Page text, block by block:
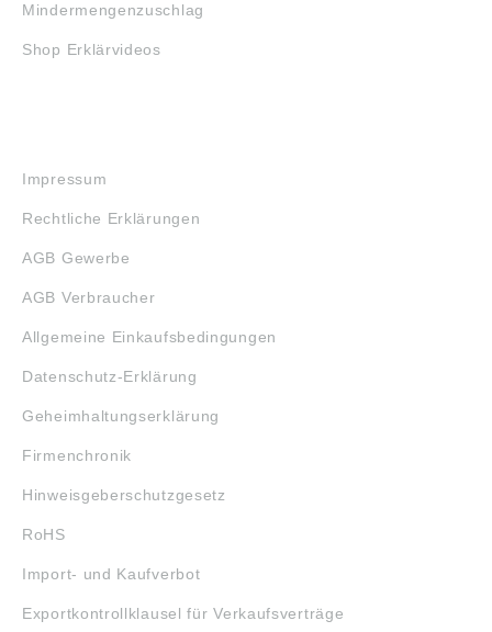
Mindermengenzuschlag
Shop Erklärvideos
Impressum
Rechtliche Erklärungen
AGB Gewerbe
AGB Verbraucher
Allgemeine Einkaufsbedingungen
Datenschutz-Erklärung
Geheimhaltungserklärung
Firmenchronik
Hinweisgeberschutzgesetz
RoHS
Import- und Kaufverbot
Exportkontrollklausel für Verkaufsverträge